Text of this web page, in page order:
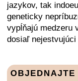
jazykov, tak
geneticky
vypĺňajú medzeru
dosiaľ